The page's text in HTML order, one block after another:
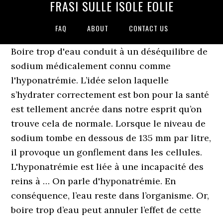
FRASI SULLE ISOLE EOLIE
FAQ ABOUT CONTACT US
Boire trop d'eau conduit à un déséquilibre de
sodium médicalement connu comme
l'hyponatrémie. L’idée selon laquelle
s’hydrater correctement est bon pour la santé
est tellement ancrée dans notre esprit qu’on
trouve cela de normale. Lorsque le niveau de
sodium tombe en dessous de 135 mm par litre,
il provoque un gonflement dans les cellules.
L'hyponatrémie est liée à une incapacité des
reins à … On parle d'hyponatrémie. En
conséquence, l’eau reste dans l’organisme. Or,
boire trop d’eau peut annuler l’effet de cette